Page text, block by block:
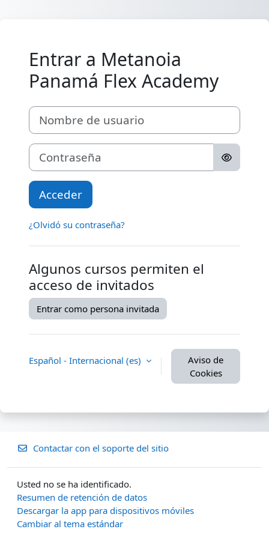
Entrar a Metanoia
Panamá Flex Academy
Nombre de usuario
Contraseña
Acceder
¿Olvidó su contraseña?
Algunos cursos permiten el
acceso de invitados
Entrar como persona invitada
Español - Internacional ‎(es)‎
Aviso de
Cookies
Contactar con el soporte del sitio
Usted no se ha identificado.
Resumen de retención de datos
Descargar la app para dispositivos móviles
Cambiar al tema estándar